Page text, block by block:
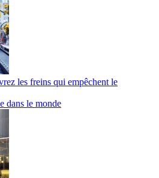
les freins qui empêchent le
dans le monde